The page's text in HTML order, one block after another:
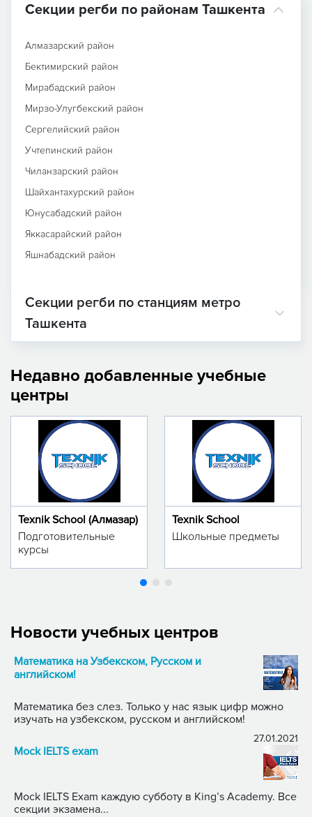
Секции регби по районам Ташкента
Алмазарский район
Бектимирский район
Мирабадский район
Мирзо-Улугбекский район
Сергелийский район
Учтепинский район
Чиланзарский район
Шайхантахурский район
Юнусабадский район
Яккасарайский район
Яшнабадский район
Секции регби по станциям метро
Ташкента
Недавно добавленные учебные
центры
Texnik School (Алмазар)
Подготовительные
курсы
Texnik School
Школьные предметы
Новости учебных центров
Математика на Узбекском, Русском и
английском!
Математика без слез. Только у нас язык цифр можно
изучать на узбекском, русском и английском!
27.01.2021
Mock IELTS exam
Mock IELTS Exam каждую субботу в King’s Academy. Все
секции экзамена...